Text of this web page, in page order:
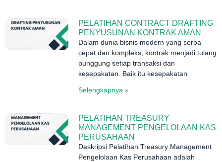
PELATIHAN CONTRACT DRAFTING
PENYUSUNAN KONTRAK AMAN
Dalam dunia bisnis modern yang serba
cepat dan kompleks, kontrak menjadi tulang
punggung setiap transaksi dan
kesepakatan. Baik itu kesepakatan
Selengkapnya »
PELATIHAN TREASURY
MANAGEMENT PENGELOLAAN KAS
PERUSAHAAN
Deskripsi Pelatihan Treasury Management
Pengelolaan Kas Perusahaan adalah